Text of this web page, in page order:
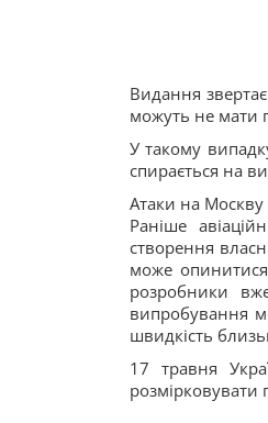
Видання
можуть не мати
У такому
спирається на
Атаки на Москву
Раніше
створення
може
розробники
випробування
швидкість
17 травня
розмірковувати